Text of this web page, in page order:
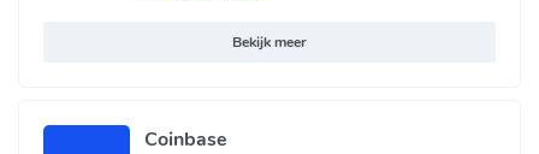
Bekijk meer
Coinbase